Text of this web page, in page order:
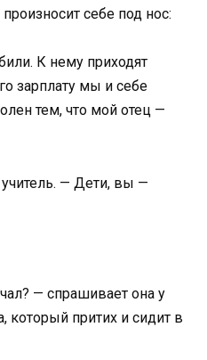
себе под нос:
К нему приходят
зарплату мы и себе
тем, что мой отец —
— Дети, вы —
— спрашивает она у
который притих и сидит в